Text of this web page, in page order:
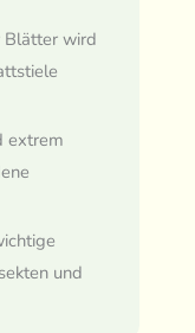
Blätter wird
extrem
und